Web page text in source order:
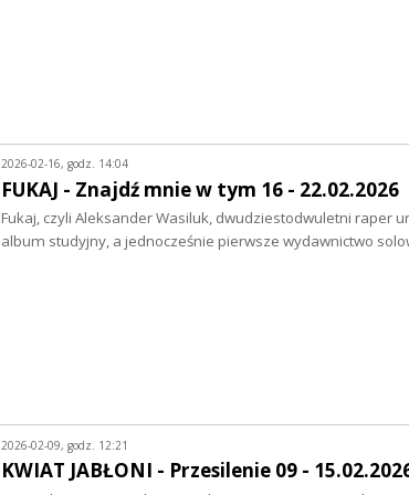
2026-02-16, godz. 14:04
FUKAJ - Znajdź mnie w tym 16 - 22.02.2026
Fukaj, czyli Aleksander Wasiluk, dwudziestodwuletni raper
album studyjny, a jednocześnie pierwsze wydawnictwo
2026-02-09, godz. 12:21
KWIAT JABŁONI - Przesilenie 09 -